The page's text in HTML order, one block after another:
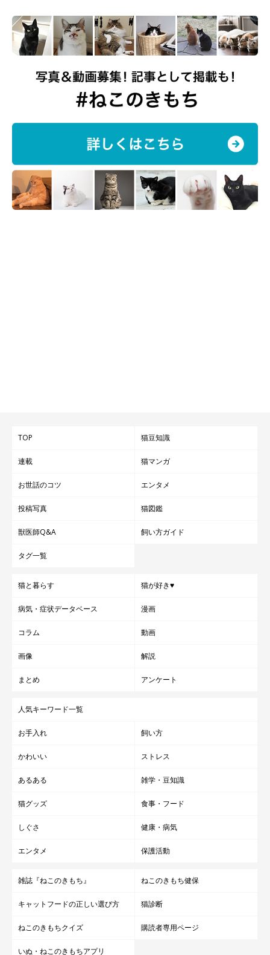
TOP 猫豆知識
連載 猫マンガ
お世話のコツ エンタメ
投稿写真 猫図鑑
獣医師Q&A 飼い方ガイド
タグ一覧
猫と暮らす 猫が好き♥
病気・症状データベース 漫画
コラム 動画
画像 解説
まとめ アンケート
人気キーワード一覧
お手入れ 飼い方
かわいい ストレス
あるある 雑学・豆知識
猫グッズ 食事・フード
しぐさ 健康・病気
エンタメ 保護活動
雑誌『ねこのきもち』 ねこのきもち健保
キャットフードの正しい選び方 猫診断
ねこのきもちクイズ 購読者専用ページ
いぬ・ねこのきもちアプリ